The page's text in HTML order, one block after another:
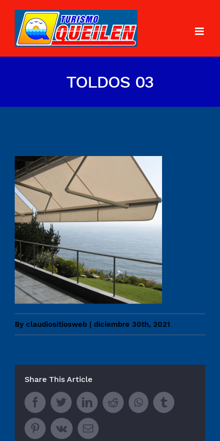
TOLDOS 03
By claudiositiosweb | diciembre 30th, 2021
Share This Article